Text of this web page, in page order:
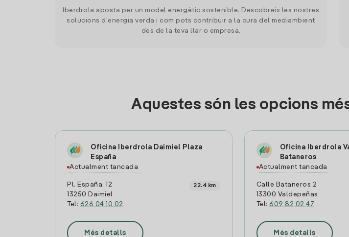
Iberdrola aposta per un model energètic sostenible. Descobreix les nostres
solucions d'energia verda i com pots contribuir a la cura del mediambient
des de la teva llar o empresa.
Aquestes són les opcions
Oficina Iberdrola Daimiel Plaza
España
Actualment tancada
Pl. España, 12
13250 Daimiel
Tel: 626 04 10 02
22.4 km
Més detalls
Oficina Iberdrola
Bataneros
Actualment tancada
Calle Bataneros 2
13300 Valdepeñas
Tel:609 82 02 47
Més detalls